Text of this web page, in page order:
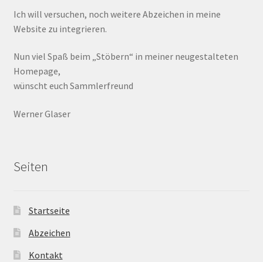
Ich will versuchen, noch weitere Abzeichen in meine
Website zu integrieren.
Nun viel Spaß beim „Stöbern“ in meiner neugestalteten
Homepage,
wünscht euch Sammlerfreund
Werner Glaser
Seiten
Startseite
Abzeichen
Kontakt